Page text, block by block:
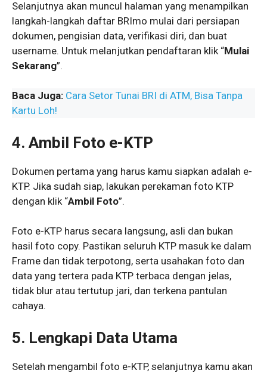
Selanjutnya akan muncul halaman yang menampilkan
langkah-langkah daftar BRImo mulai dari persiapan
dokumen, pengisian data, verifikasi diri, dan buat
username. Untuk melanjutkan pendaftaran klik “Mulai
Sekarang”.
Baca Juga: Cara Setor Tunai BRI di ATM, Bisa Tanpa
Kartu Loh!
4. Ambil Foto e-KTP
Dokumen pertama yang harus kamu siapkan adalah e-
KTP. Jika sudah siap, lakukan perekaman foto KTP
dengan klik “Ambil Foto”.
Foto e-KTP harus secara langsung, asli dan bukan
hasil foto copy. Pastikan seluruh KTP masuk ke dalam
Frame dan tidak terpotong, serta usahakan foto dan
data yang tertera pada KTP terbaca dengan jelas,
tidak blur atau tertutup jari, dan terkena pantulan
cahaya.
5. Lengkapi Data Utama
Setelah mengambil foto e-KTP, selanjutnya kamu akan